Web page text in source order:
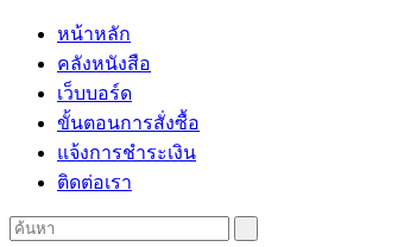
หน้าหลัก
คลังหนังสือ
เว็บบอร์ด
ขั้นตอนการสั่งซื้อ
แจ้งการชำระเงิน
ติดต่อเรา